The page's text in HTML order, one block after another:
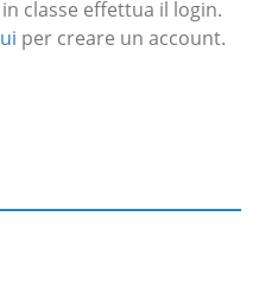
classe effettua il login.
per creare un account.